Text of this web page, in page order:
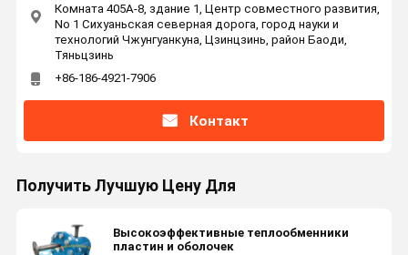
Комната 405A-8, здание 1, Центр совместного развития,
No 1 Сихуаньская северная дорога, город науки и
технологий Чжунгуанкуна, Цзинцзинь, район Баоди,
Тяньцзинь
+86-186-4921-7906
Контакт
Получить Лучшую Цену Для
Высокоэффективные теплообменники
пластин и оболочек